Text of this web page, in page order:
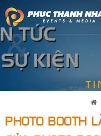
<
PHOTO BOOTH